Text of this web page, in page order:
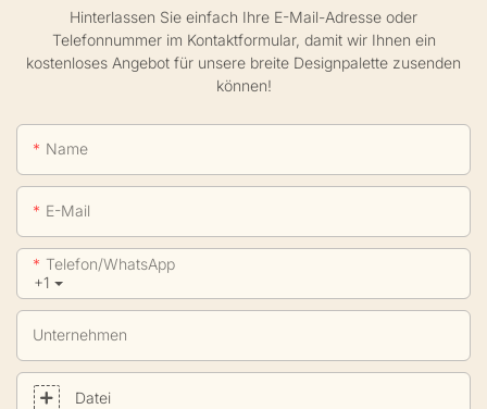
Hinterlassen Sie einfach Ihre E-Mail-Adresse oder
Telefonnummer im Kontaktformular, damit wir Ihnen ein
kostenloses Angebot für unsere breite Designpalette zusenden
können!
Name
E-Mail
+1
Telefon/WhatsApp
Unternehmen
Datei